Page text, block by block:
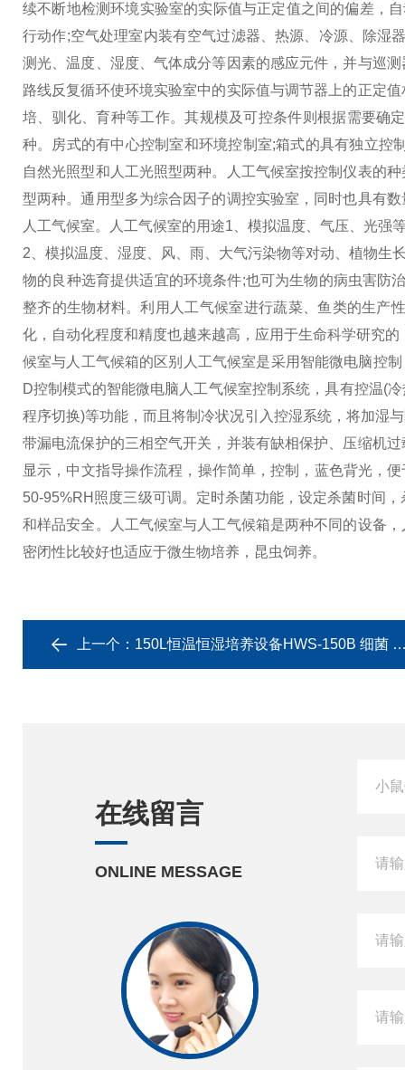
续不断地检测环境实验室的实际值与正定值之间的偏差，
行动作;空气处理室内装有空气过滤器、热源、冷源、除湿
测光、温度、湿度、气体成分等因素的感应元件，并与巡
路线反复循环使环境实验室中的实际值与调节器上的正定值
培、驯化、育种等工作。其规模及可控条件则根据需要确
种。房式的有中心控制室和环境控制室;箱式的具有独立控
自然光照型和人工光照型两种。
人工气候室按控制仪表的
型两种。通用型多为综合因子的调控实验室，同时也具有
人工气候室。
人工气候室的用途1、模拟温度、气压、光强
2、模拟温度、湿度、风、雨、大气污染物等对动、植物生
物的良种选育提供适宜的环境条件;也可为生物的病虫害防
整齐的生物材料。利用人工气候室进行蔬菜、鱼类的生产
化，自动化程度和精度也越来越高，应用于生命科学研究
候室与人工气候箱的区别 人工气候室是采用智能微电脑控
D控制模式的智能微电脑人工气候室控制系统，具有控温(
程序切换)等功能，而且将制冷状况引入控湿系统，将加湿
带漏电流保护的三相空气开关，并装有缺相保护、压缩机
显示，中文指导操作流程，操作简单，控制，蓝色背光，
50-95%RH照度三级可调。定时杀菌功能，设定杀菌时间
和样品安全。
人工气候室与人工气候箱是两种不同的设备
密闭性比较好也适应于微生物培养，昆虫饲养。
上一个： 150L恒温恒湿培养设备HWS-150B 细菌 水质
在线留言
ONLINE MESSAGE